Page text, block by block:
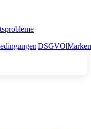
|DSGVO|Marken